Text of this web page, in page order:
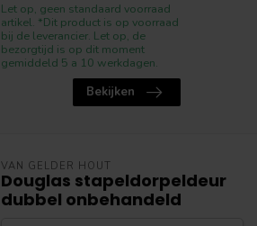
Let op, geen standaard voorraad
artikel. *Dit product is op voorraad
bij de leverancier. Let op, de
bezorgtijd is op dit moment
gemiddeld 5 a 10 werkdagen.
Bekijken
VAN GELDER HOUT
Douglas stapeldorpeldeur
dubbel onbehandeld